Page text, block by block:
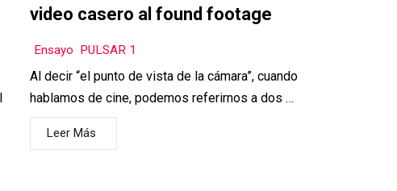
video casero al found footage
Ensayo PULSAR 1
Al decir “el punto de vista de la cámara”, cuando
hablamos de cine, podemos referirnos a dos …
Leer Más